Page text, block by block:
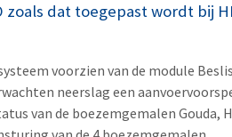
zoals dat toegepast wordt bij
voorzien van de module
neerslag een
van de boezemgemalen Gouda,